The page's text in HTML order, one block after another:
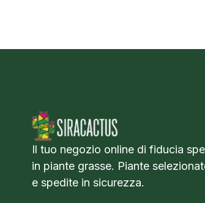
Il tuo negozio online di fiducia
in piante grasse. Piante
e spedite in sicurezza.